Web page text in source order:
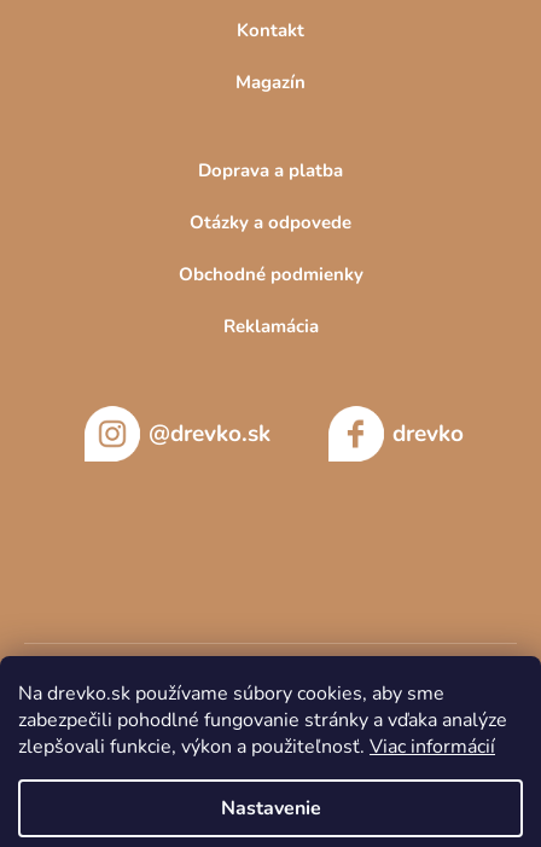
Na drevko.sk používame súbory cookies, aby sme
zabezpečili pohodlné fungovanie stránky a vďaka analýze
zlepšovali funkcie, výkon a použiteľnosť. Viac informácií
Nastavenie
Kontakt
Magazín
Doprava a platba
Otázky a odpovede
Obchodné podmienky
Reklamácia
@drevko.sk drevko